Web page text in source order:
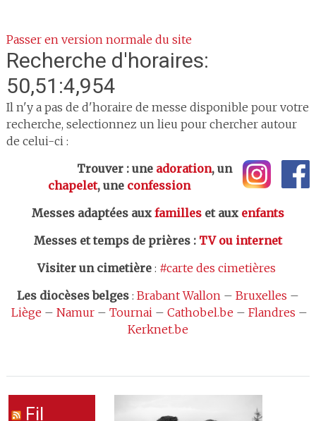
Passer en version normale du site
Recherche d'horaires:
50,51:4,954
Il n'y a pas de d'horaire de messe disponible pour votre
recherche, selectionnez un lieu pour chercher autour
de celui-ci :
Trouver : une adoration, un
chapelet, une confession
Messes adaptées aux familleset aux enfants
Messes et temps de prières: TV ou internet
Visiter un cimetière: #carte des cimetières
Les diocèses belges: Brabant Wallon– Bruxelles –
Liège – Namur– Tournai– Cathobel.be – Flandres –
Kerknet.be
Fil